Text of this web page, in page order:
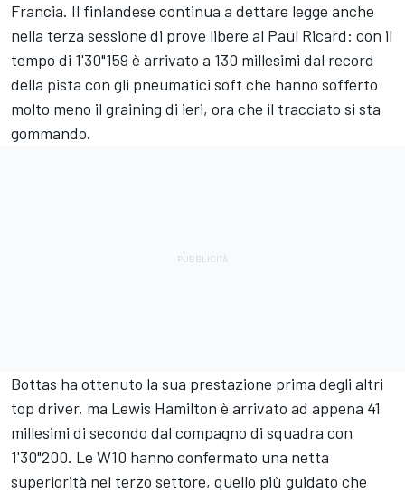
Francia. Il finlandese continua a dettare legge anche
nella terza sessione di prove libere al Paul Ricard: con il
tempo di 1'30"159 è arrivato a 130 millesimi dal record
della pista con gli pneumatici soft che hanno sofferto
molto meno il graining di ieri, ora che il tracciato si sta
gommando.
Bottas ha ottenuto la sua prestazione prima degli altri
top driver, ma Lewis Hamilton è arrivato ad appena 41
millesimi di secondo dal compagno di squadra con
1'30"200. Le W10 hanno confermato una netta
superiorità nel terzo settore, quello più guidato che